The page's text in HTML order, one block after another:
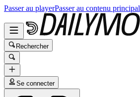
Passer au playerPasser au contenu principal
Rechercher
Se connecter